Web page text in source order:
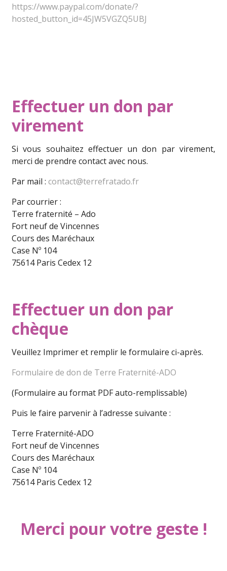
https://www.paypal.com/donate/?
hosted_button_id=45JW5VGZQ5UBJ
Effectuer un don par
virement
Si vous souhaitez effectuer un don par virement,
merci de prendre contact avec nous.
Par mail :contact@terrefratado.fr
Par courrier :
Terre fraternité – Ado
Fort neuf de Vincennes
Cours des Maréchaux
Case Nº 104
75614 Paris Cedex 12
Effectuer un don par
chèque
Veuillez Imprimer et remplir le formulaire ci-après.
Formulaire de don de Terre Fraternité-ADO
(Formulaire au format PDF auto-remplissable)
Puis le faire parvenir à l’adresse suivante :
Terre Fraternité-ADO
Fort neuf de Vincennes
Cours des Maréchaux
Case Nº 104
75614 Paris Cedex 12
Merci pour votre geste !